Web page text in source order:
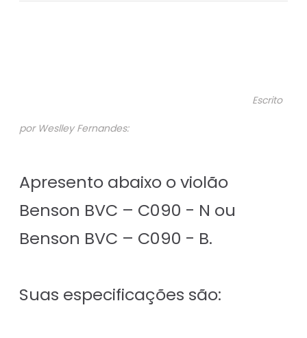
Escrito
por Weslley Fernandes:
Apresento abaixo o violão
Benson BVC – C090 - N ou
Benson BVC – C090 - B.
Suas especificações são: